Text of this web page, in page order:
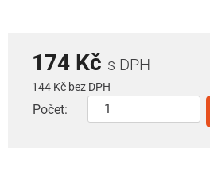
174 Kč s DPH
144 Kč bez DPH
Počet: